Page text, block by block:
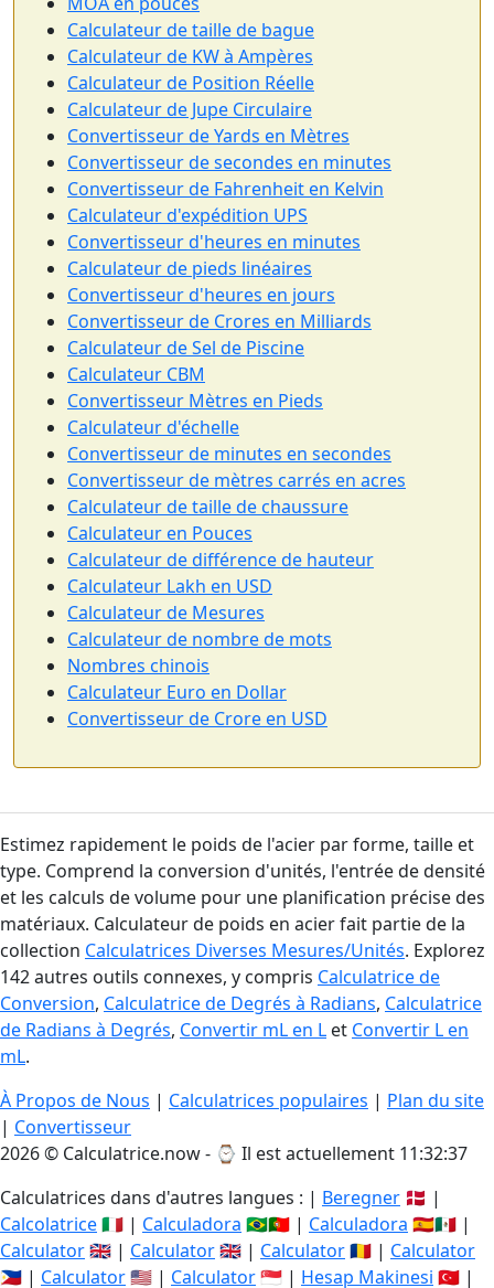
Calculateur de taille de bague
Calculateur de KW à Ampères
Calculateur de Position Réelle
Calculateur de Jupe Circulaire
Convertisseur de Yards en Mètres
Convertisseur de secondes en minutes
Convertisseur de Fahrenheit en Kelvin
Calculateur d'expédition UPS
Convertisseur d'heures en minutes
Calculateur de pieds linéaires
Convertisseur d'heures en jours
Convertisseur de Crores en Milliards
Calculateur de Sel de Piscine
Calculateur CBM
Convertisseur Mètres en Pieds
Calculateur d'échelle
Convertisseur de minutes en secondes
Convertisseur de mètres carrés en acres
Calculateur de taille de chaussure
Calculateur en Pouces
Calculateur de différence de hauteur
Calculateur Lakh en USD
Calculateur de Mesures
Calculateur de nombre de mots
Nombres chinois
Calculateur Euro en Dollar
Convertisseur de Crore en USD
Estimez rapidement le poids de l'acier par forme, taille et
type. Comprend la conversion d'unités, l'entrée de densité
et les calculs de volume pour une planification précise des
matériaux. Calculateur de poids en acier fait partie de la
collection Calculatrices Diverses Mesures/Unités. Explorez
142 autres outils connexes, y compris Calculatrice de
Conversion, Calculatrice de Degrés à Radians, Calculatrice
de Radians à Degrés, Convertir mL en L et Convertir L en
mL.
À Propos de Nous | Calculatrices populaires | Plan du site
| Convertisseur
2026 © Calculatrice.now - ⌚ Il est actuellement 11:32:38
Calculatrices dans d'autres langues : | Beregner 🇩🇰 |
Calcolatrice🇮🇹 | Calculadora 🇧🇷🇵🇹 | Calculadora 🇪🇸🇲🇽 |
Calculator🇬🇧 | Calculator🇬🇧 | Calculator🇷🇴 | Calculator
🇵🇭 | Calculator🇺🇸 | Calculator🇸🇬 | Hesap Makinesi 🇹🇷 |